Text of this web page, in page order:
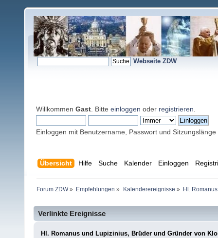
Webseite ZDW
Willkommen Gast . Bitte einloggen oder registrieren
Einloggen mit Benutzername, Passwort und Sitzungslänge
Übersicht Hilfe Suche Kalender Einloggen
Forum ZDW» Empfehlungen » Kalenderereignisse » Hl.
Verlinkte Ereignisse
Hl. Romanus und Lupizinius, Brüder und Gründer von